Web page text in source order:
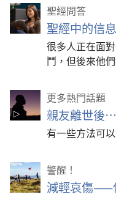
聖經問答
聖經中的信
很多人正在面
鬥，但後來他
更多熱門話題
親友離世
有一些方法可
警醒！
減輕哀傷——